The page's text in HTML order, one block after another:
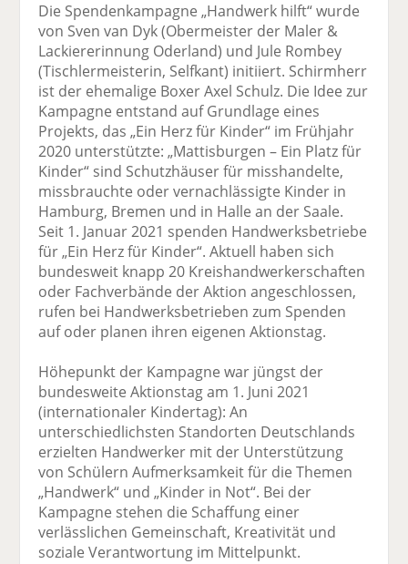
Die Spendenkampagne „Handwerk hilft“ wurde
von Sven van Dyk (Obermeister der Maler &
Lackiererinnung Oderland) und Jule Rombey
(Tischlermeisterin, Selfkant) initiiert. Schirmherr
ist der ehemalige Boxer Axel Schulz. Die Idee zur
Kampagne entstand auf Grundlage eines
Projekts, das „Ein Herz für Kinder“ im Frühjahr
2020 unterstützte: „Mattisburgen – Ein Platz für
Kinder“ sind Schutzhäuser für misshandelte,
missbrauchte oder vernachlässigte Kinder in
Hamburg, Bremen und in Halle an der Saale.
Seit 1. Januar 2021 spenden Handwerksbetriebe
für „Ein Herz für Kinder“. Aktuell haben sich
bundesweit knapp 20 Kreishandwerkerschaften
oder Fachverbände der Aktion angeschlossen,
rufen bei Handwerksbetrieben zum Spenden
auf oder planen ihren eigenen Aktionstag.
Höhepunkt der Kampagne war jüngst der
bundesweite Aktionstag am 1. Juni 2021
(internationaler Kindertag): An
unterschiedlichsten Standorten Deutschlands
erzielten Handwerker mit der Unterstützung
von Schülern Aufmerksamkeit für die Themen
„Handwerk“ und „Kinder in Not“. Bei der
Kampagne stehen die Schaffung einer
verlässlichen Gemeinschaft, Kreativität und
soziale Verantwortung im Mittelpunkt.